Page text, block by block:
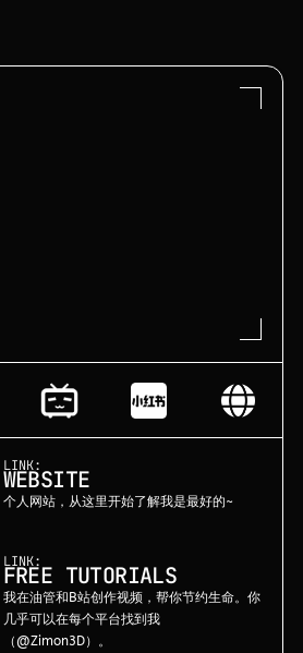
LINK:
WEBSITE
个人网站，从这里开始了解我是最好的~
LINK:
FREE TUTORIALS
我在油管和B站创作视频，帮你节约生命。你
几乎可以在每个平台找到我
（@Zimon3D）。